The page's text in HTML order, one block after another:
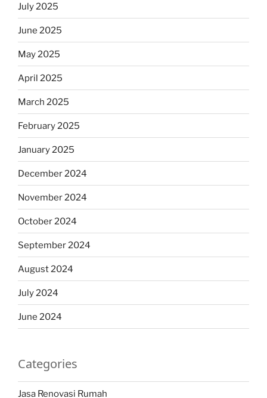
July 2025
June 2025
May 2025
April 2025
March 2025
February 2025
January 2025
December 2024
November 2024
October 2024
September 2024
August 2024
July 2024
June 2024
Categories
Jasa Renovasi Rumah